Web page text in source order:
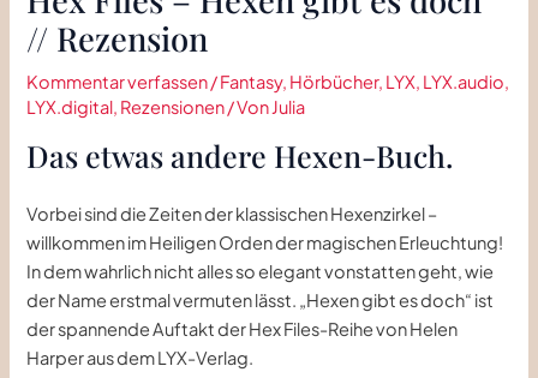
// Rezension
Kommentar verfassen/Fantasy, Hörbücher, LYX, LYX.audio,
LYX.digital, Rezensionen/ VonJulia
Das etwas andere Hexen-Buch.
Vorbei sind die Zeiten der klassischen Hexenzirkel –
willkommen im Heiligen Orden der magischen Erleuchtung!
In dem wahrlich nicht alles so elegant vonstatten geht, wie
der Name erstmal vermuten lässt. „Hexen gibt es doch“ ist
der spannende Auftakt der Hex Files-Reihe von Helen
Harper aus dem LYX-Verlag.